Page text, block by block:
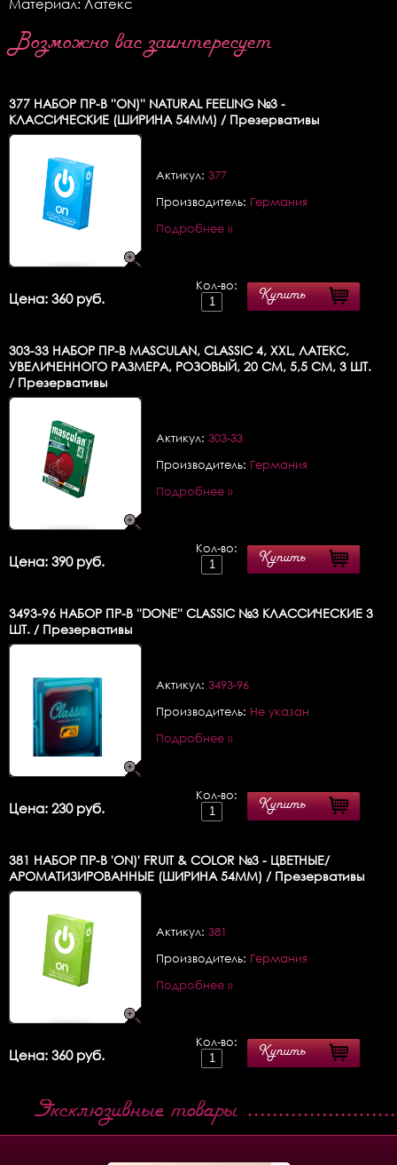
Материал: Латекс
Возможно вас заинтересует
377 НАБОР ПР-В ''ON)'' NATURAL FEELING №3 -
КЛАССИЧЕСКИЕ (ШИРИНА 54MM) / Презервативы
Актикул: 377
Производитель: Германия
Подробнее »
Цена: 360 руб.
Кол-во:
Купить
303-33 НАБОР ПР-В MASCULAN, CLASSIC 4, XXL, ЛАТЕКС,
УВЕЛИЧЕННОГО РАЗМЕРА, РОЗОВЫЙ, 20 СМ, 5,5 СМ, 3 ШТ.
/ Презервативы
Актикул: 303-33
Производитель: Германия
Подробнее »
Цена: 390 руб.
Кол-во:
Купить
3493-96 НАБОР ПР-В ''DONE'' CLASSIC №3 КЛАССИЧЕСКИЕ 3
ШТ. / Презервативы
Актикул: 3493-96
Производитель: Не указан
Подробнее »
Цена: 230 руб.
Кол-во:
Купить
381 НАБОР ПР-В 'ON)' FRUIT & COLOR №3 - ЦВЕТНЫЕ/
АРОМАТИЗИРОВАННЫЕ (ШИРИНА 54MM) / Презервативы
Актикул: 381
Производитель: Германия
Подробнее »
Цена: 360 руб.
Кол-во:
Купить
Эксклюзивные товары